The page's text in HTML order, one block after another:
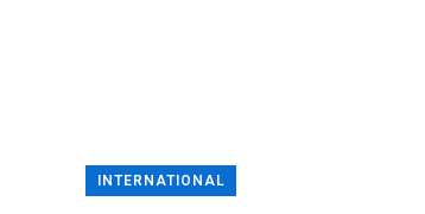
INTERNATIONAL